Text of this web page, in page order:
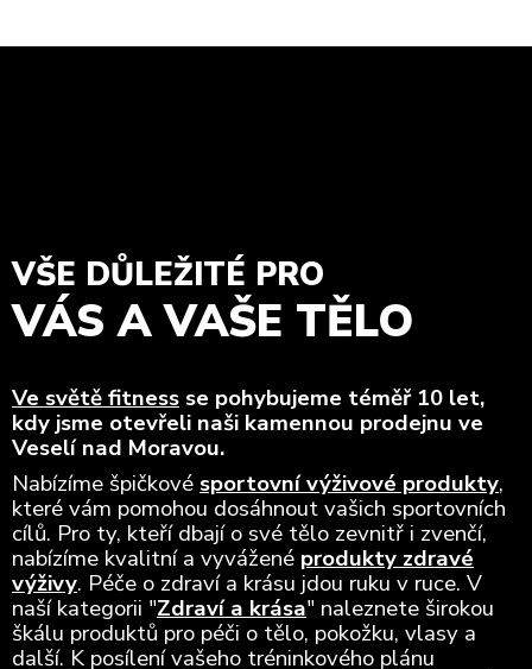
VŠE DŮLEŽITÉ PRO
VÁS A VAŠE TĚLO
Ve světě fitness se pohybujeme téměř 10 let,
kdy jsme otevřeli naši kamennou prodejnu ve
Veselí nad Moravou.
Nabízíme špičkové sportovní výživové produkty,
které vám pomohou dosáhnout vašich sportovních
cílů. Pro ty, kteří dbají o své tělo zevnitř i zvenčí,
nabízíme kvalitní a vyvážené produkty zdravé
výživy. Péče o zdraví a krásu jdou ruku v ruce. V
naší kategorii "Zdraví a krása" naleznete širokou
škálu produktů pro péči o tělo, pokožku, vlasy a
další. K posílení vašeho tréninkového plánu